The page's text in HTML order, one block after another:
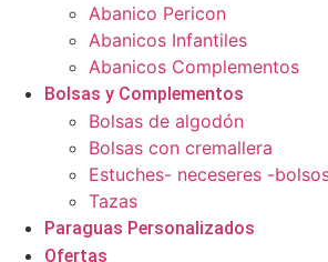
Abanico Pericon
Abanicos Infantiles
Abanicos Complementos
Bolsas y Complementos
Bolsas de algodón
Bolsas con cremallera
Estuches- neceseres -
Tazas
Paraguas Personalizados
Ofertas